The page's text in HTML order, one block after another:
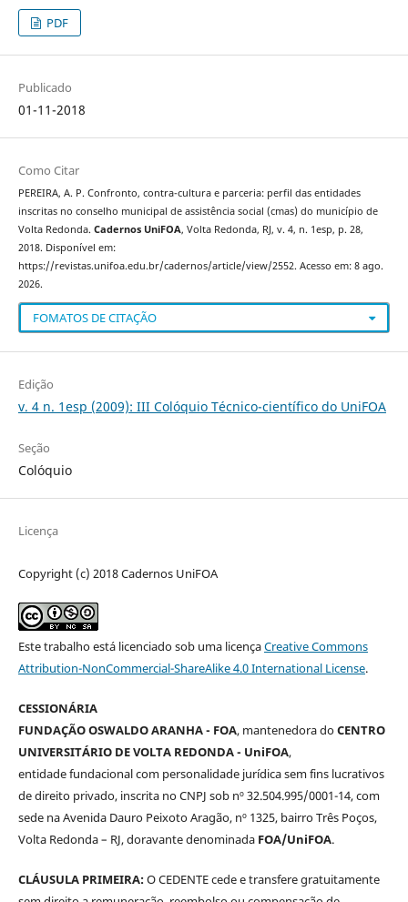
PDF
Publicado
01-11-2018
Como Citar
PEREIRA, A. P. Confronto, contra-cultura e parceria: perfil das entidades
inscritas no conselho municipal de assistência social (cmas) do município de
Volta Redonda. Cadernos UniFOA, Volta Redonda, RJ, v. 4, n. 1esp, p. 28,
2018. Disponível em:
https://revistas.unifoa.edu.br/cadernos/article/view/2552. Acesso em: 8 ago.
2026.
FOMATOS DE CITAÇÃO
Edição
v. 4 n. 1esp (2009): III Colóquio Técnico-científico do UniFOA
Seção
Colóquio
Licença
Copyright (c) 2018 Cadernos UniFOA
Este trabalho está licenciado sob uma licençaCreative Commons
Attribution-NonCommercial-ShareAlike 4.0 International License.
CESSIONÁRIA
FUNDAÇÃO OSWALDO ARANHA - FOA, mantenedora doCENTRO
UNIVERSITÁRIO DE VOLTA REDONDA - UniFOA,
entidade fundacional com personalidade jurídica sem fins lucrativos
de direito privado, inscrita no CNPJ sob nº 32.504.995/0001-14, com
sede na Avenida Dauro Peixoto Aragão, nº 1325, bairro Três Poços,
Volta Redonda – RJ, doravante denominada FOA/UniFOA.
CLÁUSULA PRIMEIRA:O CEDENTE cede e transfere gratuitamente